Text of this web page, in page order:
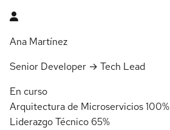
Ana Martínez
Senior Developer → Tech Lead
En curso
Arquitectura de Microservicios100%
Liderazgo Técnico 65%